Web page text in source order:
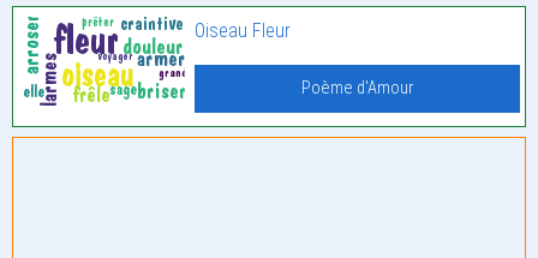
Oiseau Fleur
Poème d'Amour